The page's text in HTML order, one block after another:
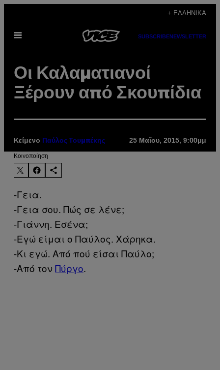
περιεχόμενο
+ ΕΛΛΗΝΙΚΆ
Ανοίξτε
SUBSCRIBENEWSLETTER
Οι Καλαματιανοί
Ξέρουν από Σκουπίδια
Κείμενο Παύλος Τουμπέκης 25 Μαΐου, 2015, 9:00μμ
Kοινοποίηση
-Γεια.
-Γεια σου. Πώς σε λένε;
-Γιάννη. Εσένα;
-Εγώ είμαι ο Παύλος. Χάρηκα.
-Κι εγώ. Από πού είσαι Παύλο;
-Από τον Πύργο.